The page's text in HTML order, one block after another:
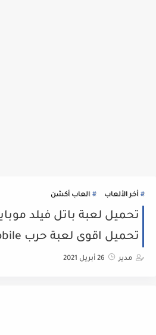
أخر الألعاب العاب أكشن
تحميل اقوى لعبة حرب Battlefield Mobile
مدير 26 أبريل 2021